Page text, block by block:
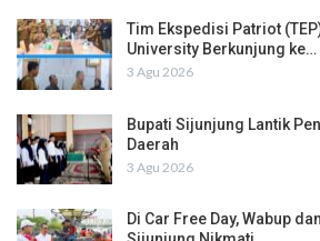
Tim Ekspedisi Patriot
University Berkunjung ke…
3 Agu 2026
Bupati Sijunjung Lantik
Daerah
3 Agu 2026
Di Car Free Day, Wabup